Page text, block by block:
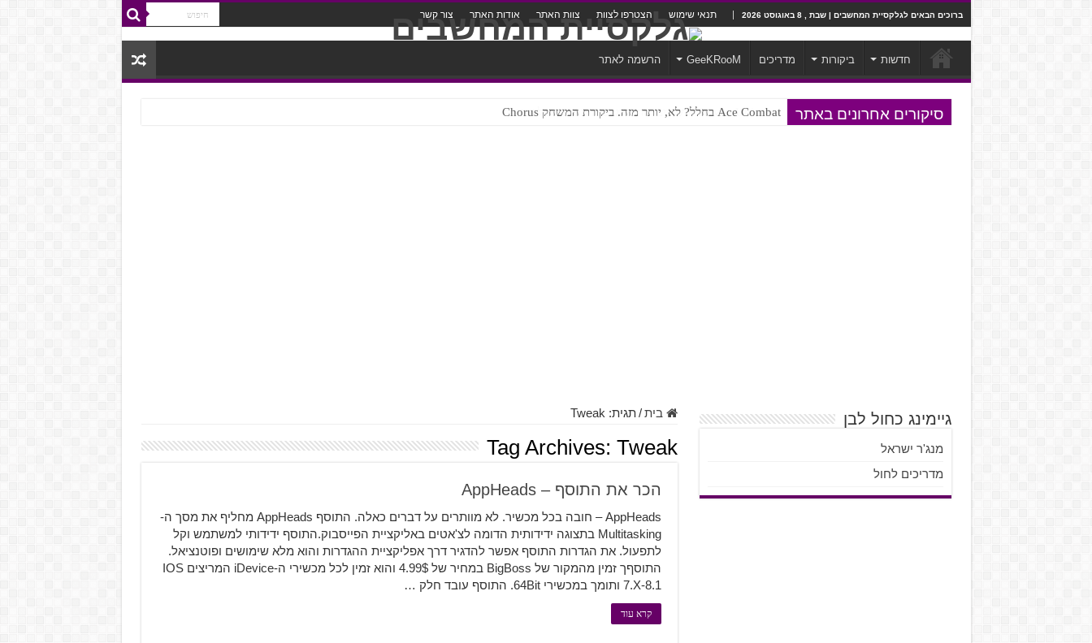
ברוכים הבאים לגלקסיית המחשבים | שבת , 8 באוגוסט 2026 תנאי שימוש הצטרפו לצוות צוות האתר אודות האתר צור קשר
חדשות ביקורות מדריכים GeeKRooM הרשמה לאתר
סיקורים אחרונים באתר Ace Combat בחלל? לא, יותר מזה. ביקורת המשחק Chorus
Steven Universe והשירים שתורגמו בצורה נוראית לעברית
בית / תגית: Tweak
Tag Archives: Tweak
הכר את התוסף – AppHeads
AppHeads – חובה בכל מכשיר. לא מוותרים על דברים כאלה. התוסף AppHeads מחליף את מסך ה-
Multitasking בתצוגה ידידותית הדומה לצ'אטים באליקציית הפייסבוק.התוסף ידידותי למשתמש וקל
לתפעול. את הגדרות התוסף אפשר להדגיר דרך אפליקציית ההגדרות והוא מלא שימושים ופוטנציאל.
התוסףך זמין מהמקור של BigBoss במחיר של 4.99$ והוא זמין לכל מכשירי ה-iDevice המריצים IOS
7.X-8.1 ותומך במכשירי 64Bit. התוסף עובד חלק …
קרא עוד
גיימינג כחול לבן
מנג'ר ישראל
מדריכים לחול